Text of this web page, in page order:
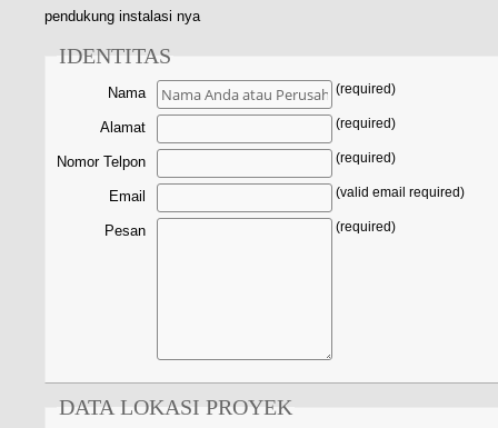
pendukung instalasi nya
IDENTITAS
Nama (required)
Alamat (required)
Nomor Telpon (required)
Email (valid email required)
Pesan (required)
DATA LOKASI PROYEK